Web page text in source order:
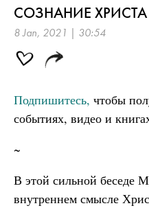
СОЗНАНИЕ ХРИСТА
8 Jan, 2021 | 30:54
Подпишитесь, чтобы
событиях, видео и
~
В этой сильной беседе
внутреннем смысле